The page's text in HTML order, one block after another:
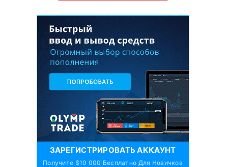
ЗАРЕГИСТРИРОВАТЬ АККАУНТ
Получите $10 000 Бесплатно Для Новичков